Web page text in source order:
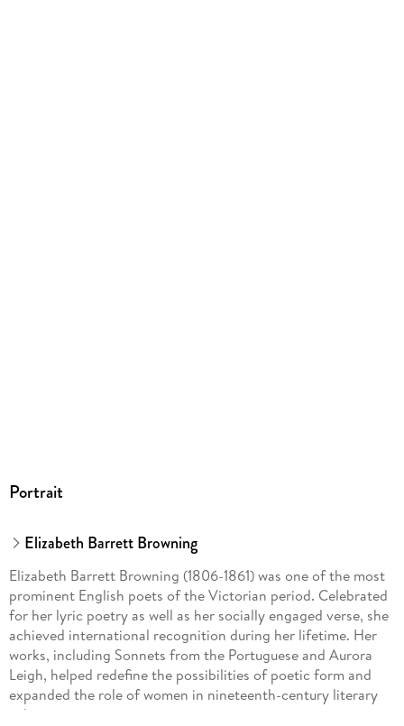
Portrait
Elizabeth Barrett Browning
Elizabeth Barrett Browning (1806-1861) was one of the most
prominent English poets of the Victorian period. Celebrated
for her lyric poetry as well as her socially engaged verse, she
achieved international recognition during her lifetime. Her
works, including Sonnets from the Portuguese and Aurora
Leigh, helped redefine the possibilities of poetic form and
expanded the role of women in nineteenth-century literary
culture.